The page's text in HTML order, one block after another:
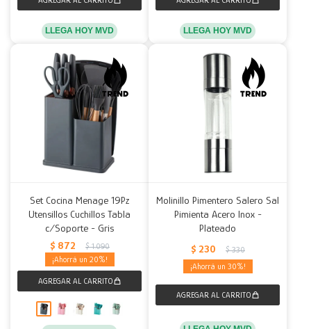
LLEGA HOY MVD LLEGA HOY MVD
Set Cocina Menage 19Pz
Utensillos Cuchillos Tabla
c/Soporte - Gris
$ 872 $ 1.090
20
Molinillo Pimentero Salero Sal
Pimienta Acero Inox -
Plateado
$ 230 $ 330
30